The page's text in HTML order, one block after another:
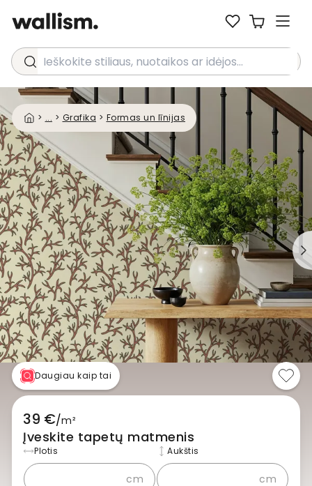
Ieškokite stiliaus, nuotaikos ar idėjos...
> ... > Grafika > Formas un līnijas
Daugiau kaip tai
39 €/m²
Įveskite tapetų matmenis
Plotis
cm
Aukštis
cm